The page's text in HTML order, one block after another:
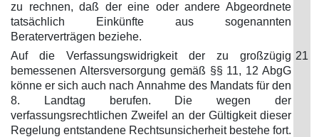
zu rechnen, daß der eine oder andere Abgeordnete
tatsächlich Einkünfte aus sogenannten
Beraterverträgen beziehe.
Auf die Verfassungswidrigkeit der zu großzügig
bemessenen Altersversorgung gemäß §§ 11, 12 AbgG
könne er sich auch nach Annahme des Mandats für den
8. Landtag berufen. Die wegen der
verfassungsrechtlichen Zweifel an der Gültigkeit dieser
Regelung entstandene Rechtsunsicherheit bestehe fort.
21